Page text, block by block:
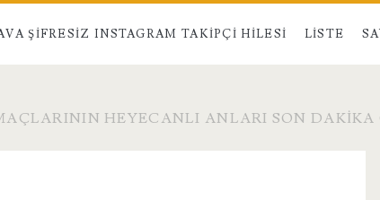
ŞIFRESIZ INSTAGRAM TAKIPÇI HILESI LISTE
HEYECANLI ANLARI SON DAKIKA